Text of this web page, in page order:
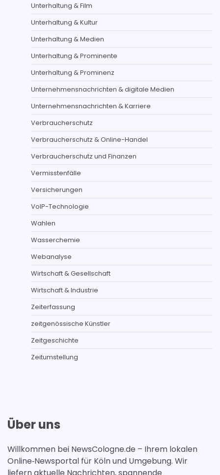
Unterhaltung & Film
Unterhaltung & Kultur
Unterhaltung & Medien
Unterhaltung & Prominente
Unterhaltung & Prominenz
Unternehmensnachrichten & digitale Medien
Unternehmensnachrichten & Karriere
Verbraucherschutz
Verbraucherschutz & Online-Handel
Verbraucherschutz und Finanzen
Vermisstenfälle
Versicherungen
VoIP-Technologie
Wahlen
Wasserchemie
Webanalyse
Wirtschaft & Gesellschaft
Wirtschaft & Industrie
Zeiterfassung
zeitgenössische Künstler
Zeitgeschichte
Zeitumstellung
Über uns
Willkommen bei NewsCologne.de – Ihrem lokalen
Online‑Newsportal für Köln und Umgebung. Wir
liefern aktuelle Nachrichten, spannende